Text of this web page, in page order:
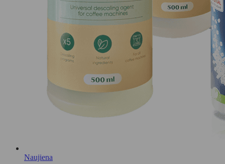
Naujiena